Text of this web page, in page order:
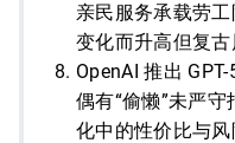
亲民服务承载劳
变化而升高但复古
OpenAI 推出
偶有“偷懒”未严
化中的性价比与风